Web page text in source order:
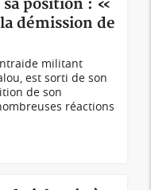
position : «
démission de
militant
est sorti de son
de son
réactions